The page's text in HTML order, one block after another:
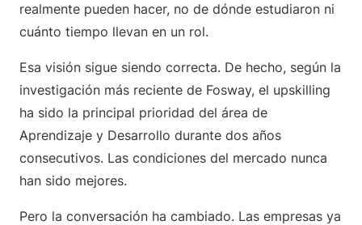
realmente pueden hacer, no de dónde estudiaron ni
cuánto tiempo llevan en un rol.
Esa visión sigue siendo correcta. De hecho, según la
investigación más reciente de Fosway, el upskilling
ha sido la principal prioridad del área de
Aprendizaje y Desarrollo durante dos años
consecutivos. Las condiciones del mercado nunca
han sido mejores.
Pero la conversación ha cambiado. Las empresas ya